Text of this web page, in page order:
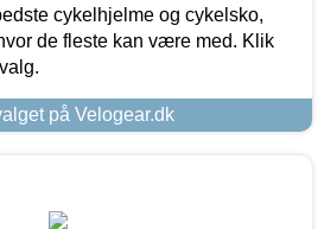
cykelhjelme og cykelsko,
de fleste kan være med. Klik
på Velogear.dk